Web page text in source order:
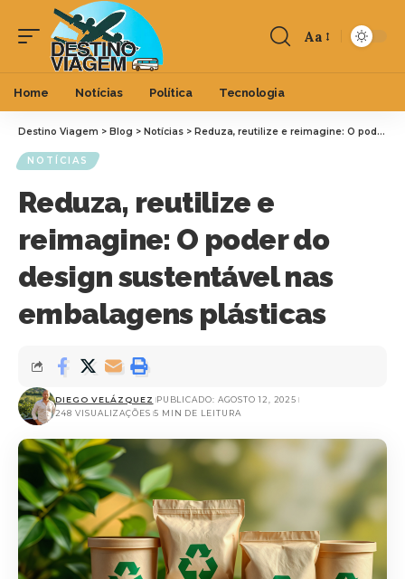
Aa
Home Notícias Política Tecnologia
Destino Viagem > Blog > Notícias > Reduza, reutilize e reimagine: O poder do design sustentável nas embalagens plásticas
NOTÍCIAS
Reduza, reutilize e
reimagine: O poder do
design sustentável nas
embalagens plásticas
DIEGO VELÁZQUEZ PUBLICADO: AGOSTO 12, 2025
248 VISUALIZAÇÕES 5 MIN DE LEITURA